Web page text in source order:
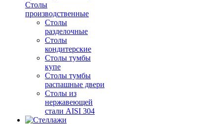
Столы
производственные
Столы
разделочные
Столы
кондитерские
Столы тумбы
купе
Столы тумбы
распашные двери
Столы из
нержавеющей
стали AISI 304